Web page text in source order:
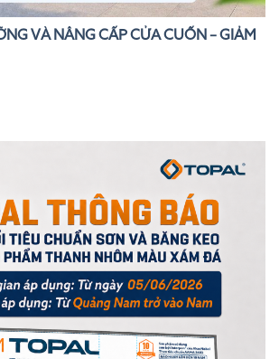
VÀ NÂNG CẤP CỬA CUỐN – GIẢM